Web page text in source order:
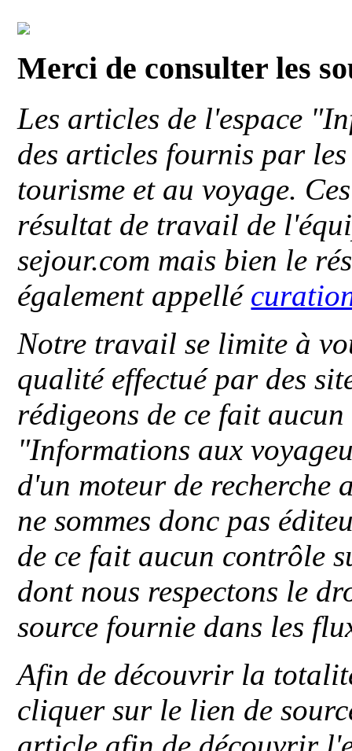
Merci de consulter les
Les articles de l'espace
des articles fournis par
tourisme et au voyage.
résultat de travail de
sejour.com mais bien le
également appellé
Notre travail se limite à
qualité effectué par des
rédigeons de ce fait
"Informations aux
d'un moteur de recherche
ne sommes donc pas
de ce fait aucun contrôle
dont nous respectons le
source fournie dans les
Afin de découvrir la
cliquer sur le lien de